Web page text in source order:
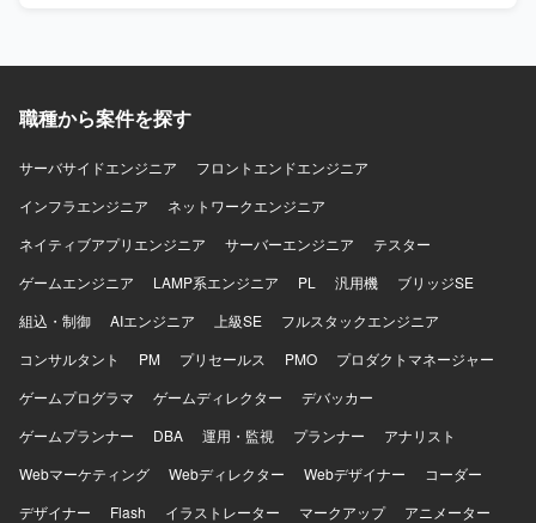
iOS/Androidいずれかの専門性を活かしつつ、金融ドメイン
向けモバイルアプリ開発環境（Objective-C、Swiftを用いた
開発が想定されます）。
職種から案件を探す
サーバサイドエンジニア
フロントエンドエンジニア
インフラエンジニア
ネットワークエンジニア
ネイティブアプリエンジニア
サーバーエンジニア
テスター
ゲームエンジニア
LAMP系エンジニア PL 汎用機
ブリッジSE
組込・制御
AIエンジニア 上級SE
フルスタックエンジニア
コンサルタント
PM プリセールス PMO
プロダクトマネージャー
ゲームプログラマ
ゲームディレクター
デバッカー
ゲームプランナー
DBA 運用・監視 プランナー
アナリスト
Webマーケティング
Webディレクター Webデザイナー
コーダー
デザイナー
Flash イラストレーター マークアップ
アニメーター